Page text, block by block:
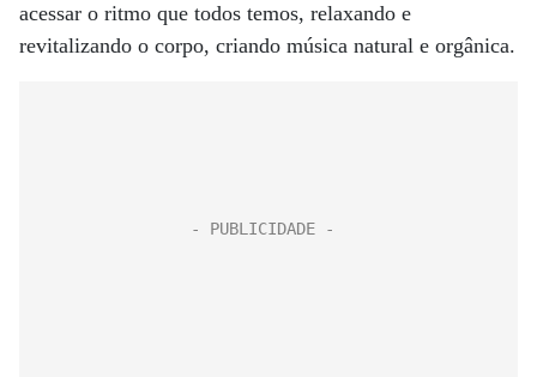
acessar o ritmo que todos temos, relaxando e
revitalizando o corpo, criando música natural e orgânica.